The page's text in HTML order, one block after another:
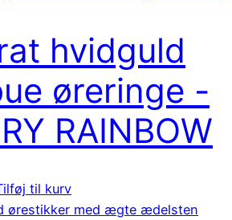
hvidguld
øreringe -
RAINBOW
til kurv